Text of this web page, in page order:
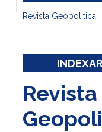
Revista Geopolitica
Revista